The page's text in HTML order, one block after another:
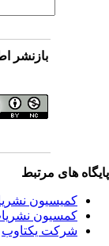
بازنشر
های مرتبط
کمیسیون
کمسیون
شرکت یکتاوب